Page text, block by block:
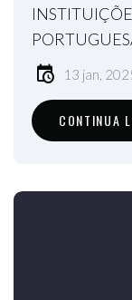
13 jan,
CONTINUA